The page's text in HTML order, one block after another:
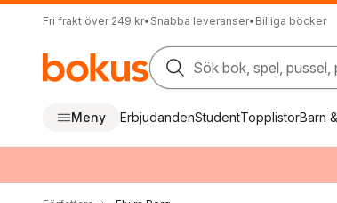
Fri frakt över 249 kr• Snabba leveranser• Billiga böcker
Sök bok, spel, pussel,
Meny ErbjudandenStudentTopplistorBarn